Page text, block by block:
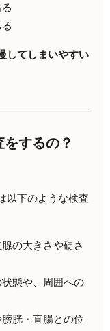
してしまいやすい
するの？
以下のような検査
の大きさや硬さ
状態や、周囲への
胱・直腸との位